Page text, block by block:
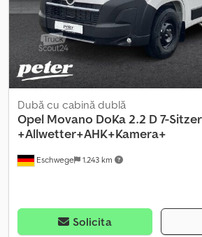
Eschwege 1.243 km
Dubă cu cabină dublă
Opel Movano DoKa 2.2 D 7-Sitzer
+Allwetter+AHK+Kamera+
Solicita